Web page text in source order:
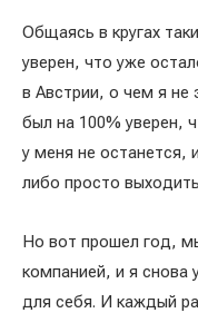
Общаясь в кругах
уверен, что уже
в Австрии, о чем я
был на 100% уверен,
у меня не останется,
либо просто
Но вот прошел год,
компанией, и я снова
для себя. И каждый